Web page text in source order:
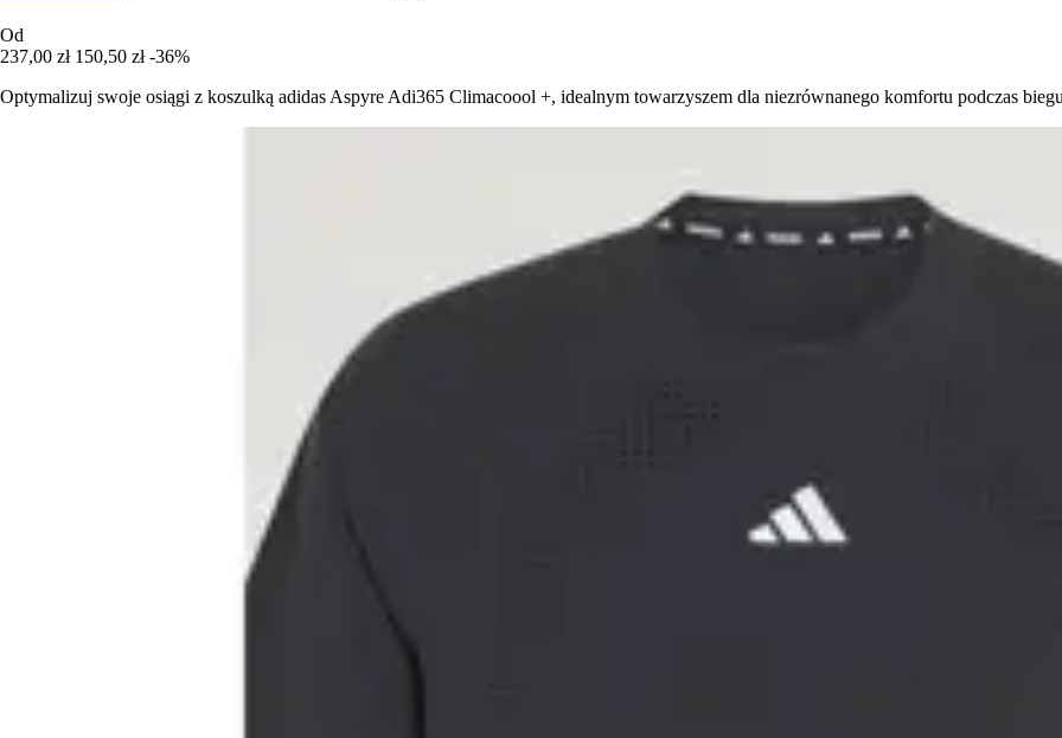
Od
237,00 zł 150,50 zł -36%
Optymalizuj swoje osiągi z koszulką adidas Aspyre Adi365 Climacoool +, idealnym towarzyszem dla niezrównanego komfortu podczas